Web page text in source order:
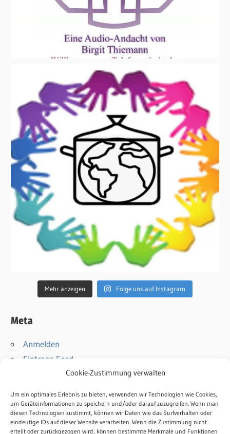
Cookie-Zustimmung verwalten
Um ein optimales Erlebnis zu bieten, verwenden wir Technologien wie Cookies,
um Geräteinformationen zu speichern und/oder darauf zuzugreifen. Wenn man
diesen Technologien zustimmt, können wir Daten wie das Surfverhalten oder
eindeutige IDs auf dieser Website verarbeiten. Wenn die Zustimmung nicht
erteilt oder zurückgezogen wird, können bestimmte Merkmale und Funktionen
Mehr anzeigen Folge uns auf Instagram
Meta
Anmelden
Eintrags-Feed
Kommentar-Feed
Kontakt
Impressum